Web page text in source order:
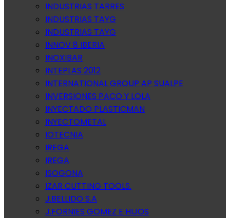
INDUSTRIAS TARRES
INDUSTRIAS TAYG
INDUSTRIAS TAYG
INNOV 8 IBERIA
INOXIBAR
INTEPLAS 2012
INTERNATIONAL GROUP AP SUALPE
INVERSIONES PACO Y LOLA
INYECTADO PLASTICMAN
INYECTOMETAL
IOTECNIA
IREGA
IREGA
ISOGONA
IZAR CUTTING TOOLS.
J.BELLIDO S.A
J.FORNIES GOMEZ E HIJOS